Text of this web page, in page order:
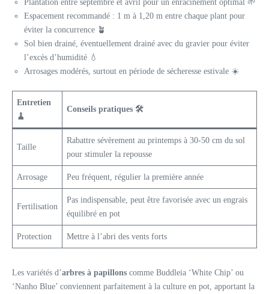
Plantation entre septembre et avril pour un enracinement optimal 🌱
Espacement recommandé : 1 m à 1,20 m entre chaque plant pour
éviter la concurrence 🪴
Sol bien drainé, éventuellement drainé avec du gravier pour éviter
l’excès d’humidité 💧
Arrosages modérés, surtout en période de sécheresse estivale ☀️
Entretien
🧹
Conseils pratiques 🛠️
Taille
Rabattre sévèrement au printemps à 30-50 cm du sol
pour stimuler la repousse
Arrosage Peu fréquent, régulier la première année
Fertilisation
Pas indispensable, peut être favorisée avec un engrais
équilibré en pot
Protection Mettre à l’abri des vents forts
Les variétés d’arbres à papillons comme Buddleia ‘White Chip’ ou
‘Nanho Blue’ conviennent parfaitement à la culture en pot, apportant la